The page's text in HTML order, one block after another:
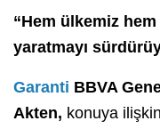
“Hem ülkemiz
yaratmayı
Garanti BBVA
Akten, konuya